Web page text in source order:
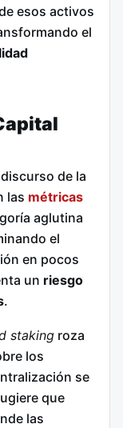
esos activos
el
de la
las métricas
aglutina
el
en pocos
un riesgo
.
staking roza
los
se
que
las